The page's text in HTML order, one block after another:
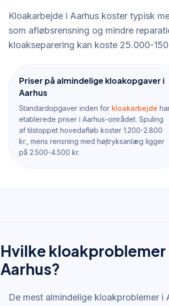
Kloakarbejde i Aarhus koster typisk
som afløbsrensning og mindre
kloakseparering kan koste 25.000-
Priser på almindelige kloakopgaver i
Aarhus
Standardopgaver inden for kloakarbejde
etablerede priser i Aarhus-området. Spuling
af tilstoppet hovedafløb koster 1.200-2.800
kr., mens rensning med højtryksanlæg ligger
på 2.500-4.500 kr.
Hvilke
Aarhus?
De mest almindelige kloakproblemer